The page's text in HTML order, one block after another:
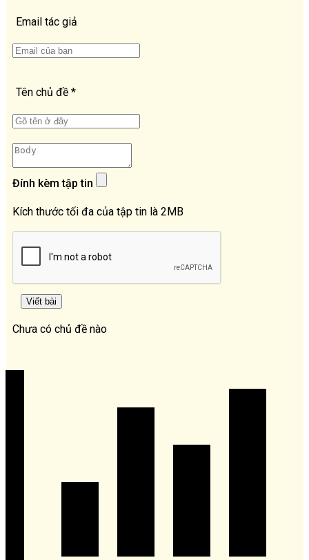
Email tác giả
Tên chủ đề *
Đính kèm tập tin
Kích thước tối đa của tập tin là 2MB
Chưa có chủ đề nào